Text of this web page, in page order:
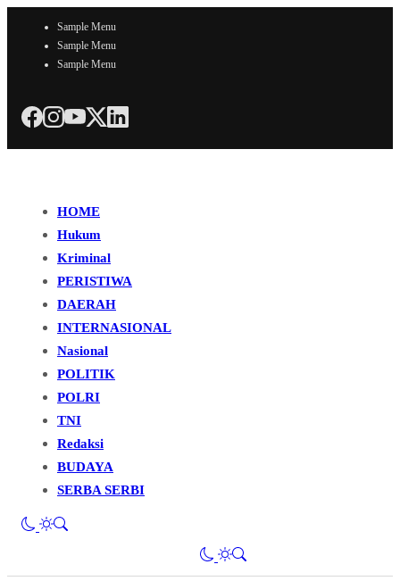
Sample Menu
Sample Menu
Sample Menu
HOME
Hukum
Kriminal
PERISTIWA
DAERAH
INTERNASIONAL
Nasional
POLITIK
POLRI
TNI
Redaksi
BUDAYA
SERBA SERBI